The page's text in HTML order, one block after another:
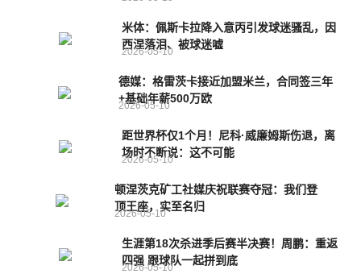
米体：佩斯卡拉降入意丙引发球迷骚乱，因
西涅落泪、被球迷嘘
2026-05-10
德媒：格雷茨卡接近加盟米兰，合同签三年
+基础年薪500万欧
2026-05-10
距世界杯仅1个月！尼科·威廉姆斯伤退，离
场时不断说：这不可能
2026-05-10
顿涅茨克矿工社媒庆祝联赛夺冠：我们登
顶王座，实至名归
2026-05-10
生涯第18次杀进季后赛半决赛！周鹏：重返
四强 跟球队一起拼到底
2026-05-10